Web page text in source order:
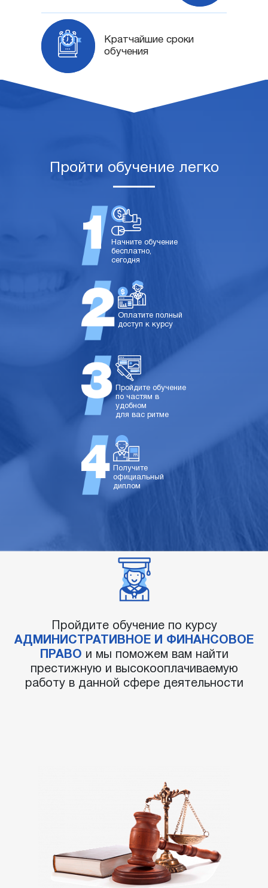
Кратчайшие сроки
обучения
Пройти обучение легко
Начните обучение
бесплатно,
сегодня
Оплатите полный
доступ к курсу
Пройдите обучение
по частям в
удобном
для вас ритме
Получите
официальный
диплом
Пройдите обучение по курсу
АДМИНИСТРАТИВНОЕ И ФИНАНСОВОЕ
ПРАВО и мы поможем вам найти
престижную и высокооплачиваемую
работу в данной сфере деятельности